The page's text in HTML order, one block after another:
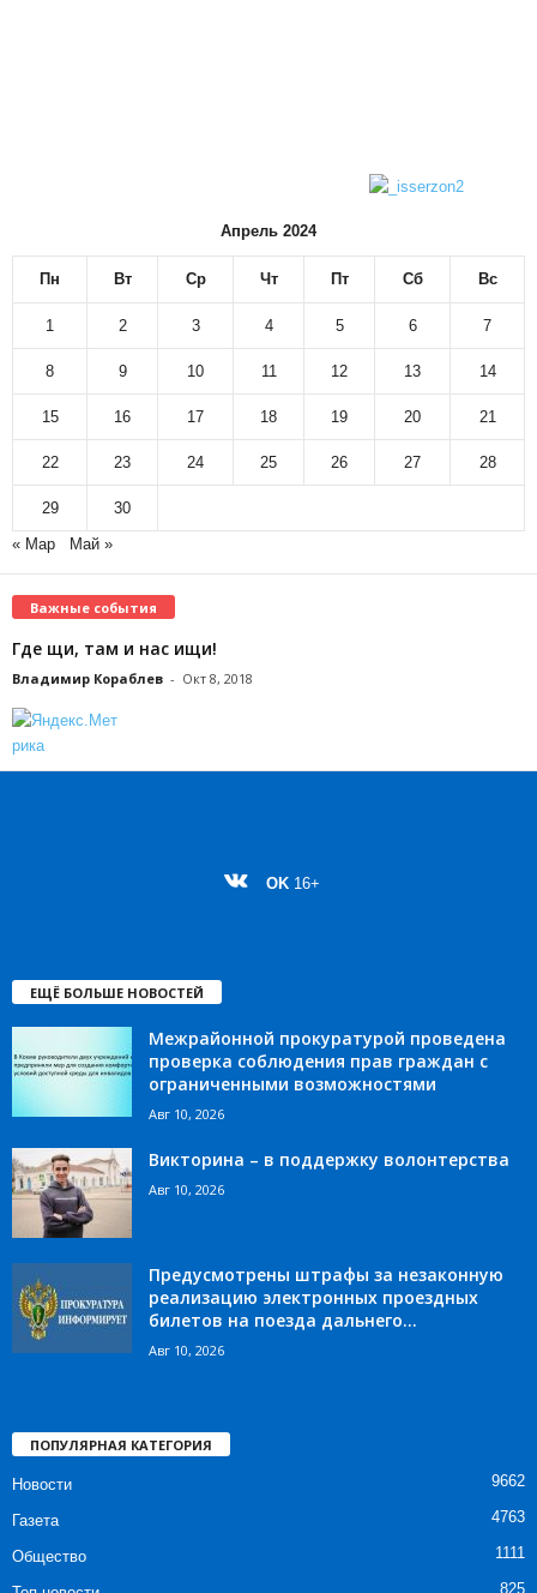
Апрель 2024
Пн Вт Ср Чт Пт Сб Вс
1 2 3 4 5 6 7
8 9 10 11 12 13 14
15 16 17 18 19 20 21
22 23 24 25 26 27 28
29
30
« Мар
Май »
Важные события
Где щи, там и нас ищи!
Владимир Кораблев - Окт 8, 2018
OK 16+
ЕЩЁ БОЛЬШЕ НОВОСТЕЙ
Межрайонной прокуратурой проведена
проверка соблюдения прав граждан с
ограниченными возможностями
Авг 10, 2026
Викторина – в поддержку волонтерства
Авг 10, 2026
Предусмотрены штрафы за незаконную
реализацию электронных проездных
билетов на поезда дальнего...
Авг 10, 2026
ПОПУЛЯРНАЯ КАТЕГОРИЯ
Новости 9662
Газета 4763
Общество 1111
825